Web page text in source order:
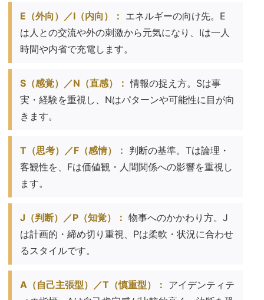
E（外向）／I（内向）： エネルギーの向け先。E
は人との交流や外の刺激から元気になり、Iは一人
時間や内省で充電します。
S（感覚）／N（直感）： 情報の捉え方。Sは事
実・経験を重視し、Nはパターンや可能性に目が向
きます。
T（思考）／F（感情）： 判断の基準。Tは論理・
客観性を、Fは価値観・人間関係への影響を重視し
ます。
J（判断）／P（知覚）： 物事へのかかわり方。J
は計画的・締め切り重視、Pは柔軟・状況に合わせ
るスタイルです。
A（自己主張型）／T（慎重型）： アイデンティテ